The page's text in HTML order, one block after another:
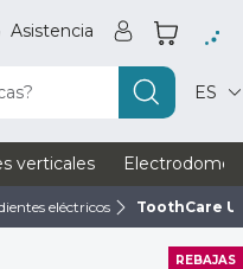
Asistencia
ES
verticales
eléctricos ToothCare
REBAJAS